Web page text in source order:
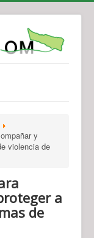
y
violencia de
a
de